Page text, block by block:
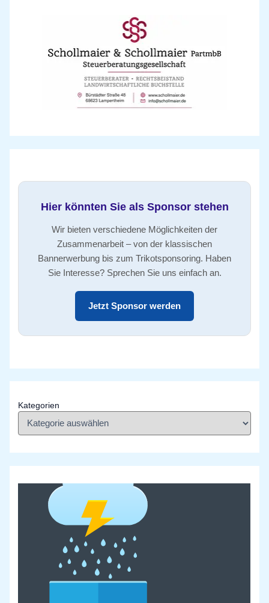
Hier könnten Sie als Sponsor stehen
Wir bieten verschiedene Möglichkeiten der
Zusammenarbeit – von der klassischen
Bannerwerbung bis zum Trikotsponsoring. Haben
Sie Interesse? Sprechen Sie uns einfach an.
Jetzt Sponsor werden
Kategorien